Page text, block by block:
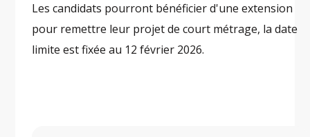
Les candidats pourront bénéficier d'une extension
pour remettre leur projet de court métrage, la date
limite est fixée au 12 février 2026.